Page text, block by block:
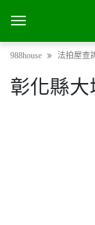
988house 法拍屋查
彰化縣